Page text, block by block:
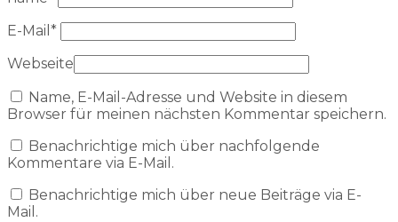
E-Mail *
Webseite
Name, E-Mail-Adresse und Website in diesem
Browser für meinen nächsten Kommentar speichern.
Benachrichtige mich über nachfolgende
Kommentare via E-Mail.
Benachrichtige mich über neue Beiträge via E-
Mail.